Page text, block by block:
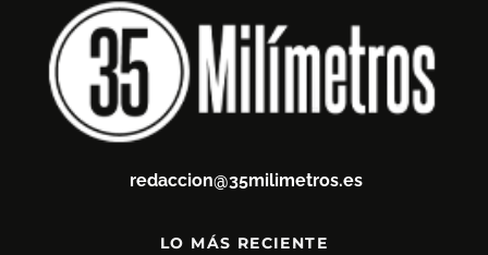
redaccion@35milimetros.es
LO MÁS RECIENTE